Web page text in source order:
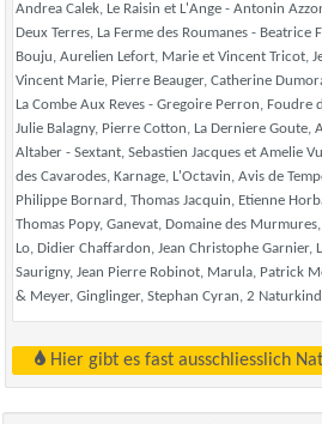
Andrea Calek, Le Raisin et L'Ange - Antonin
Deux Terres, La Ferme des Roumanes - Beatrice
Bouju, Aurelien Lefort, Marie et Vincent Tricot,
Vincent Marie, Pierre Beauger, Catherine
La Combe Aux Reves - Gregoire Perron, Foudre
Julie Balagny, Pierre Cotton, La Derniere Goute,
Altaber - Sextant, Sebastien Jacques et Amelie
des Cavarodes, Karnage, L'Octavin, Avis de
Philippe Bornard, Thomas Jacquin, Etienne
Thomas Popy, Ganevat, Domaine des
Lo, Didier Chaffardon, Jean Christophe Garnier,
Saurigny, Jean Pierre Robinot, Marula, Patrick
& Meyer, Ginglinger, Stephan Cyran, 2
Hier gibt es fast ausschliesslich